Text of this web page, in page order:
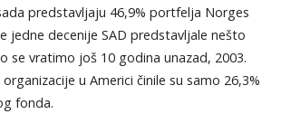
predstavljaju 46,9% portfelja Norges
jedne decenije SAD predstavljale nešto
se vratimo još 10 godina unazad, 2003.
u Americi činile su samo 26,3%
fonda.